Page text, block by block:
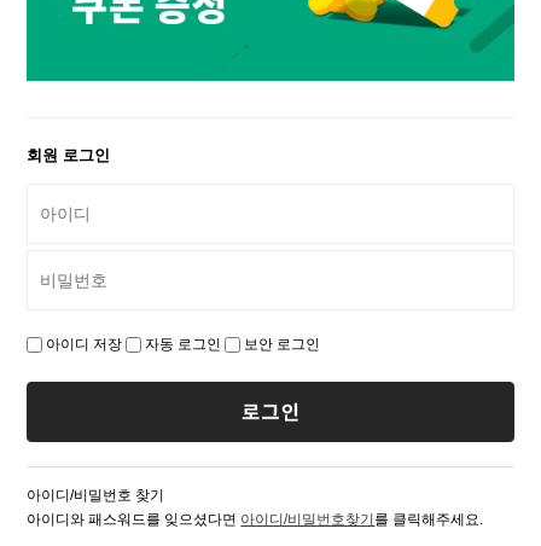
회원 로그인
아이디 저장 자동 로그인 보안 로그인
아이디/비밀번호 찾기
아이디와 패스워드를 잊으셨다면 아이디/비밀번호찾기 를 클릭해주세요.